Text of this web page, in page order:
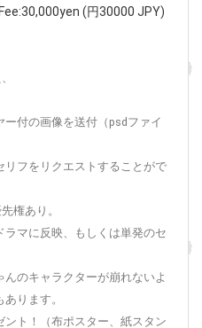
(円30000 JPY)
ー付の画像を送付（psdファイ
リフをリクエストすることがで
権あり。
マに反映、もしくは単発のセ
のキャラクターが崩れないよ
ります。
ント！（布ポスター、紙スタン